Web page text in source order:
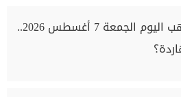
سعر الذهب اليوم الجمعة 7 أغسطس 2026..